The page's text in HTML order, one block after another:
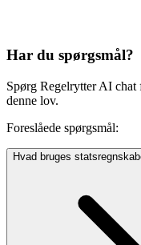
Har du spørgsmål?
Spørg Regelrytter AI
denne lov.
Foreslåede spørgsmål:
Hvad bruges